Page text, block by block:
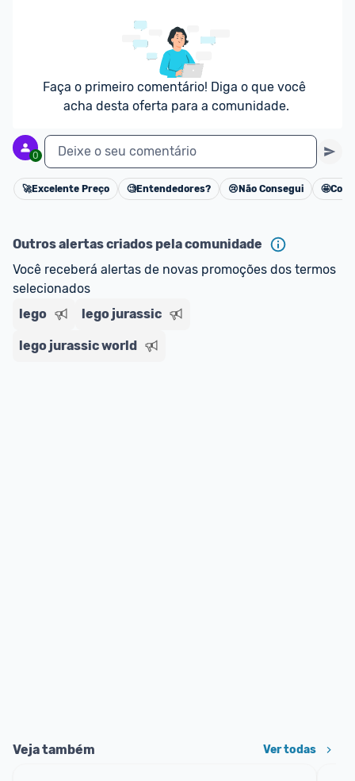
Faça o primeiro comentário! Diga o que você
acha desta oferta para a comunidade.
0 Deixe o seu comentário
Cancelar
🚀Excelente Preço 🧐Entendedores? 😢 Não Consegui 🤩
Outros alertas criados pela comunidade
Você receberá alertas de novas promoções dos termos
selecionados
lego
lego jurassic
lego jurassic world
Veja também Ver todas